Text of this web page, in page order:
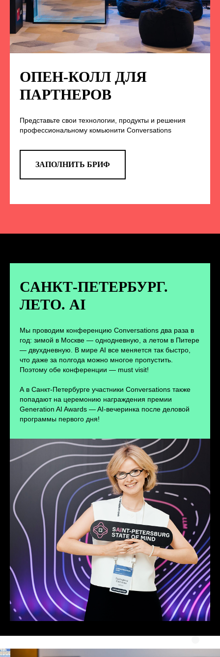
ОПЕН-КОЛЛ ДЛЯ
ПАРТНЕРОВ
Представьте свои технологии, продукты и решения
профессиональному комьюнити Conversations
ЗАПОЛНИТЬ БРИФ
САНКТ-ПЕТЕРБУРГ.
ЛЕТО. AI
Мы проводим конференцию Conversations два раза в
год: зимой в Москве — однодневную, а летом в Питере
— двухдневную. В мире AI все меняется так быстро,
что даже за полгода можно многое пропустить.
Поэтому обе конференции — must visit!
А в Санкт-Петербурге участники Conversations также
попадают на церемонию награждения премии
Generation AI Awards — AI-вечеринка после деловой
программы первого дня!
ПОДПИСЫВАЙТЕСЬ
НА НАС В СОЦСЕТЯХ
Эксклюзивные спойлеры к докладам,
дискуссий с конференции
ПЕРЕЙТИ
ПЕРЕЙТИ